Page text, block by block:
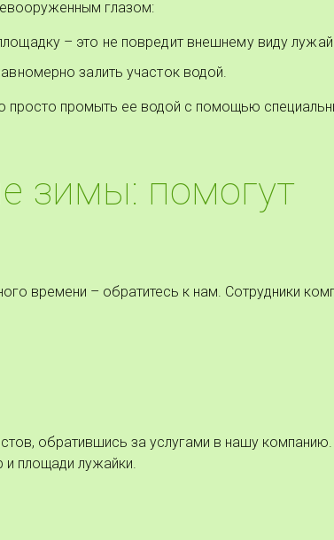
глазом:
– это не повредит внешнему виду
залить участок водой.
просто промыть ее водой с помощью
зимы: помогут
времени – обратитесь к нам. Сотрудники
обратившись за услугами в нашу
и площади лужайки.